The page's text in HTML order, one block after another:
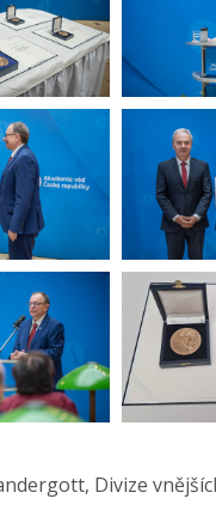
Divize